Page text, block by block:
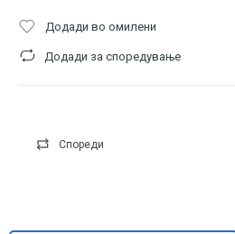
Додади во омилени
Додади за споредување
Спореди